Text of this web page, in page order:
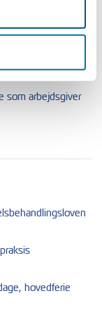
som arbejdsgiver
hovedferie